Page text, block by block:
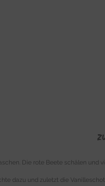
Die rote Beete schälen
dazu und zuletzt die